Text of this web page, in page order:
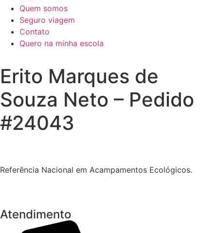
Quem somos
Seguro viagem
Contato
Quero na minha escola
Erito Marques de
Souza Neto – Pedido
#24043
Referência Nacional em Acampamentos Ecológicos.
Atendimento